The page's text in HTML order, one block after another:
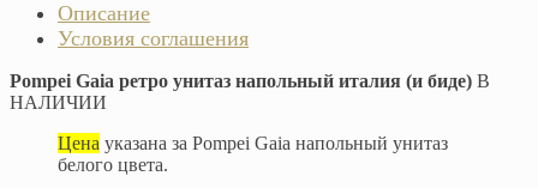
Описание
Условия соглашения
Pompei Gaia ретро унитаз напольный италия (и биде) В
НАЛИЧИИ
Цена указана за Pompei Gaia напольный унитаз
белого цвета.